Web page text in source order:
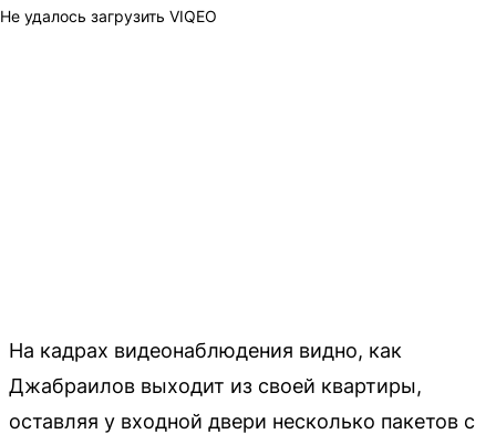
Не удалось загрузить VIQEO
На кадрах видеонаблюдения видно, как
Джабраилов выходит из своей квартиры,
оставляя у входной двери несколько пакетов с